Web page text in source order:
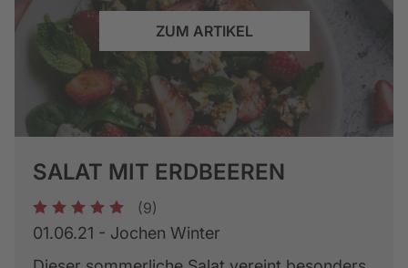
ZUM ARTIKEL
SALAT MIT ERDBEEREN
1 2 3 4 5 (9)
01.06.21 - Jochen Winter